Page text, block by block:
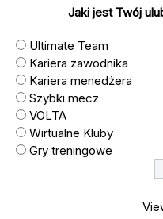
Jaki jest Twój
Ultimate Team
Kariera zawodnika
Kariera menedżera
Szybki mecz
VOLTA
Wirtualne Kluby
Gry treningowe